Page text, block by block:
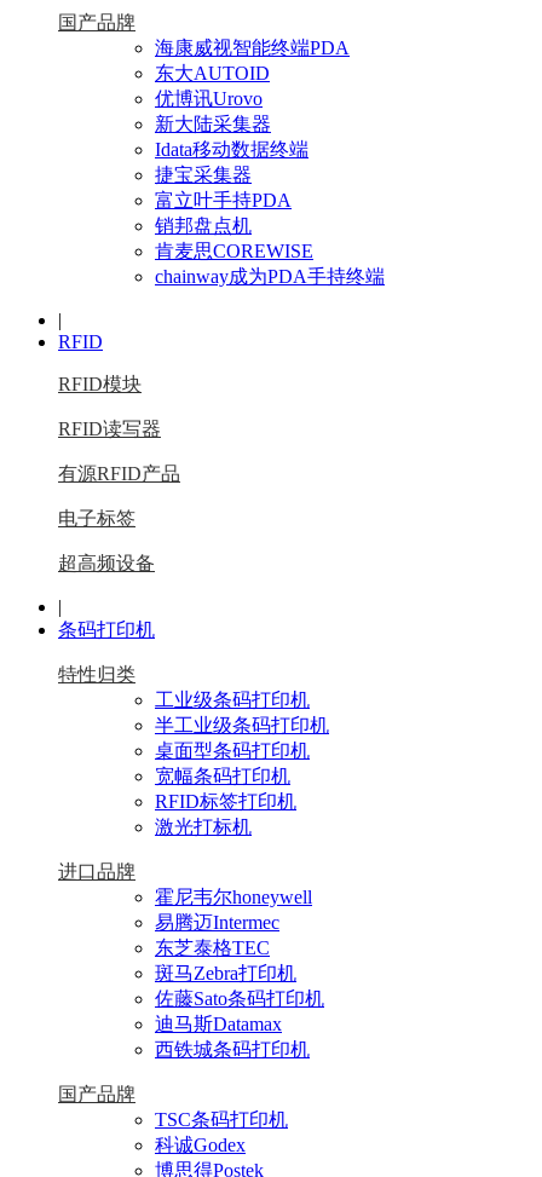
国产品牌
海康威视智能终端PDA
东大AUTOID
优博讯Urovo
新大陆采集器
Idata移动数据终端
捷宝采集器
富立叶手持PDA
销邦盘点机
肯麦思COREWISE
chainway成为PDA手持终端
|
RFID
RFID模块
RFID读写器
有源RFID产品
电子标签
超高频设备
|
条码打印机
特性归类
工业级条码打印机
半工业级条码打印机
桌面型条码打印机
宽幅条码打印机
RFID标签打印机
激光打标机
进口品牌
霍尼韦尔honeywell
易腾迈Intermec
东芝泰格TEC
斑马Zebra打印机
佐藤Sato条码打印机
迪马斯Datamax
西铁城条码打印机
国产品牌
TSC条码打印机
科诚Godex
博思得Postek